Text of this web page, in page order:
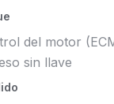
del motor
sin llave